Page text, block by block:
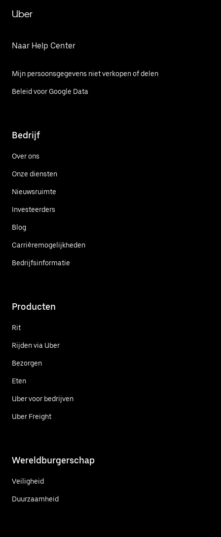
Uber
Naar Help Center
Mijn persoonsgegevens niet verkopen of delen
Beleid voor Google Data
Bedrijf
Over ons
Onze diensten
Nieuwsruimte
Investeerders
Blog
Carrièremogelijkheden
Bedrijfsinformatie
Producten
Rit
Rijden via Uber
Bezorgen
Eten
Uber voor bedrijven
Uber Freight
Wereldburgerschap
Veiligheid
Duurzaamheid